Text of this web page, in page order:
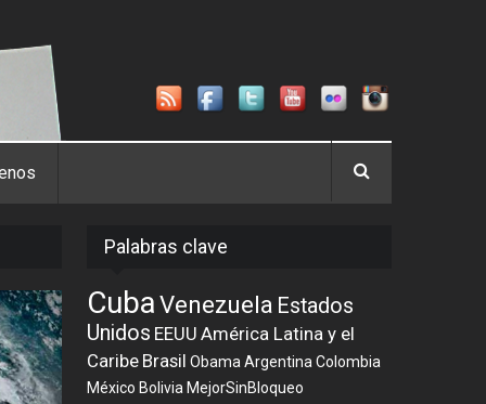
Palabras clave
CubaVenezuela Estados
Unidos EEUU América Latina y el
Caribe Brasil Obama Argentina Colombia
México Bolivia MejorSinBloqueo